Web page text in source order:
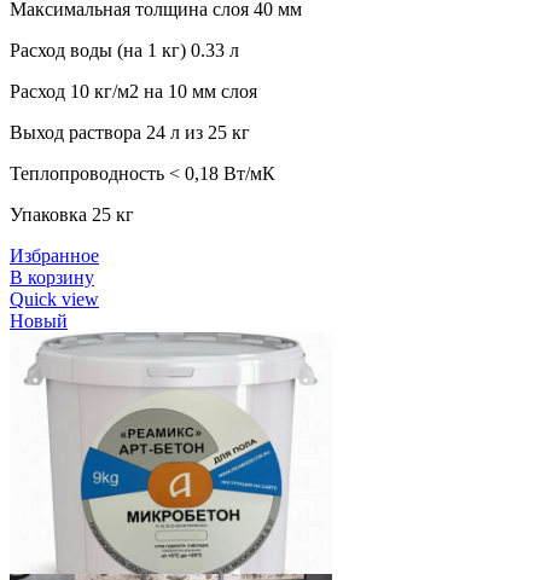
Максимальная толщина слоя 40 мм
Расход воды (на 1 кг) 0.33 л
Расход 10 кг/м2 на 10 мм слоя
Выход раствора 24 л из 25 кг
Теплопроводность < 0,18 Вт/мК
Упаковка 25 кг
Избранное
В корзину
Quick view
Новый